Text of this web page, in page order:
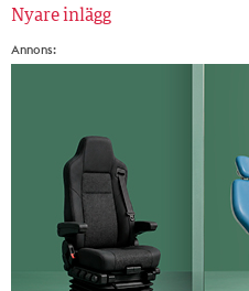
Inläggsnavigering
Nyare inlägg
Annons: